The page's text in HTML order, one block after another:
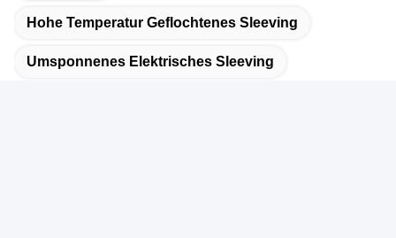
Hohe Temperatur Geflochtenes Sleeving
Umsponnenes Elektrisches Sleeving